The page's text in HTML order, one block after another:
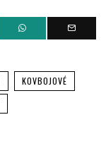
KOVBOJOVÉ